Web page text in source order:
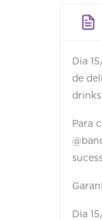
Dia
de
Para
Dia